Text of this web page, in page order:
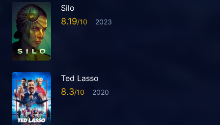
Silo
8.19 2023
Ted Lasso
8.3 2020